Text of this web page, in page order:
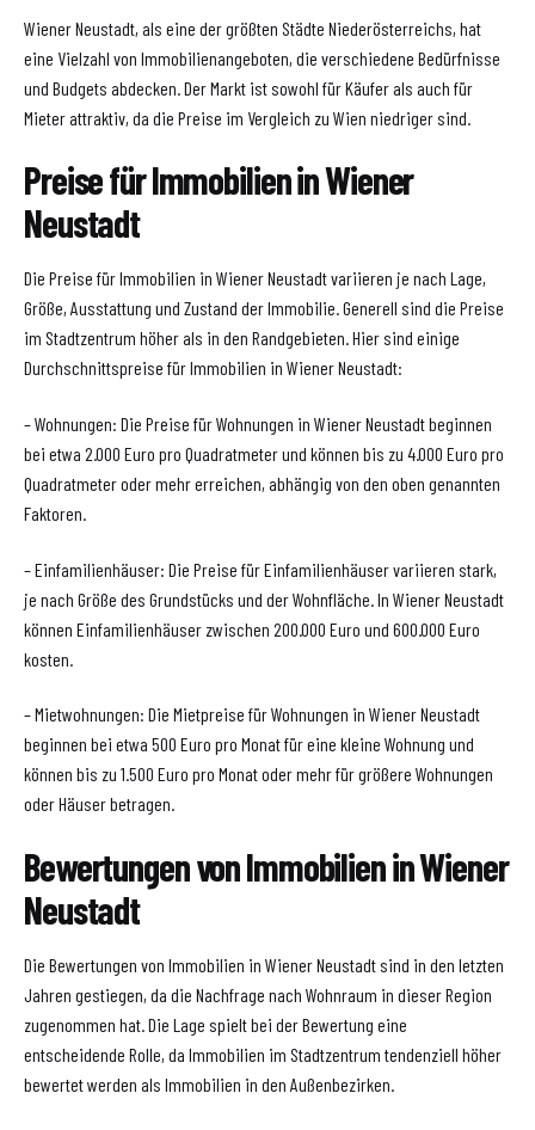
Wiener Neustadt, als eine der größten Städte Niederösterreichs, hat
eine Vielzahl von Immobilienangeboten, die verschiedene Bedürfnisse
und Budgets abdecken. Der Markt ist sowohl für Käufer als auch für
Mieter attraktiv, da die Preise im Vergleich zu Wien niedriger sind.
Preise für Immobilien in Wiener
Neustadt
Die Preise für Immobilien in Wiener Neustadt variieren je nach Lage,
Größe, Ausstattung und Zustand der Immobilie. Generell sind die Preise
im Stadtzentrum höher als in den Randgebieten. Hier sind einige
Durchschnittspreise für Immobilien in Wiener Neustadt:
– Wohnungen: Die Preise für Wohnungen in Wiener Neustadt beginnen
bei etwa 2.000 Euro pro Quadratmeter und können bis zu 4.000 Euro pro
Quadratmeter oder mehr erreichen, abhängig von den oben genannten
Faktoren.
– Einfamilienhäuser: Die Preise für Einfamilienhäuser variieren stark,
je nach Größe des Grundstücks und der Wohnfläche. In Wiener Neustadt
können Einfamilienhäuser zwischen 200.000 Euro und 600.000 Euro
kosten.
– Mietwohnungen: Die Mietpreise für Wohnungen in Wiener Neustadt
beginnen bei etwa 500 Euro pro Monat für eine kleine Wohnung und
können bis zu 1.500 Euro pro Monat oder mehr für größere Wohnungen
oder Häuser betragen.
Bewertungen von Immobilien in Wiener
Neustadt
Die Bewertungen von Immobilien in Wiener Neustadt sind in den letzten
Jahren gestiegen, da die Nachfrage nach Wohnraum in dieser Region
zugenommen hat. Die Lage spielt bei der Bewertung eine
entscheidende Rolle, da Immobilien im Stadtzentrum tendenziell höher
bewertet werden als Immobilien in den Außenbezirken.